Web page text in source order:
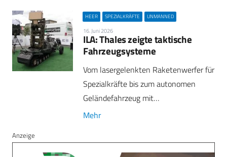
HEER SPEZIALKRÄFTE UNMANNED
16. Juni 2026
ILA: Thales zeigte taktische
Fahrzeugsysteme
Vom lasergelenkten Raketenwerfer für
Spezialkräfte bis zum autonomen
Geländefahrzeug mit…
Mehr
Anzeige